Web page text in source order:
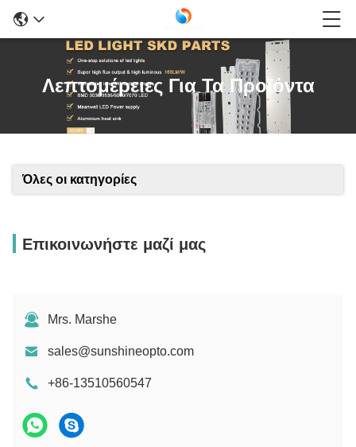
Λεπτομέρειες Για Τα Προϊόντα
Όλες οι κατηγορίες
Επικοινωνήστε μαζί μας
Mrs. Marshe
sales@sunshineopto.com
+86-13510560547